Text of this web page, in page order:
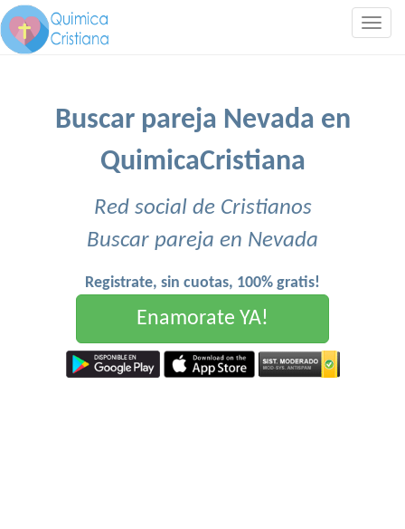
Buscar pareja Nevada en
QuimicaCristiana
Red social de Cristianos
Buscar pareja en Nevada
Registrate, sin cuotas, 100% gratis!
Enamorate YA!